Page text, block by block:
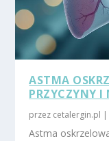
ASTMA
PRZYCZYNY I
przez cetalergin.pl |
Astma